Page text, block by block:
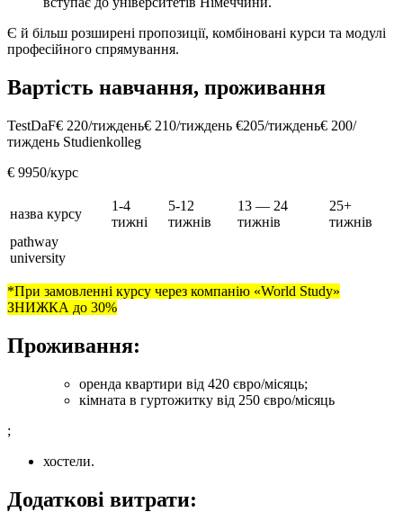
Є й більш розширені пропозиції, комбіновані курси та модулі
професійного спрямування.
Вартість навчання, проживання
TestDaF€ 220/тиждень€ 210/тиждень €205/тиждень€ 200/
тиждень Studienkolleg
€ 9950/курс
назва курсу
1-4
тижні
5-12
тижнів
13 — 24
тижнів
25+
тижнів
pathway
university
*При замовленні курсу через компанію «World Study»
ЗНИЖКА до 30%
Проживання:
оренда квартири від 420 євро/місяць;
кімната в гуртожитку від 250 євро/місяць
;
хостели.
Додаткові витрати: